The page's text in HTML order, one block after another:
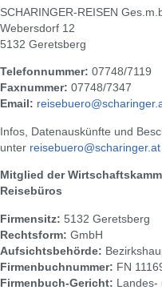
SCHARINGER-REISEN
Webersdorf 12
5132 Geretsberg
Telefonnummer: 07748/7119
Faxnummer: 07748/7347
Email:
Infos, Datenauskünfte und
unter reisebuero@scharinger.at
Mitglied der
Reisebüros
Firmensitz: 5132 Geretsberg
Rechtsform: GmbH
Aufsichtsbehörde:
Firmenbuchnummer: FN
Firmenbuch-Gericht: Landes-